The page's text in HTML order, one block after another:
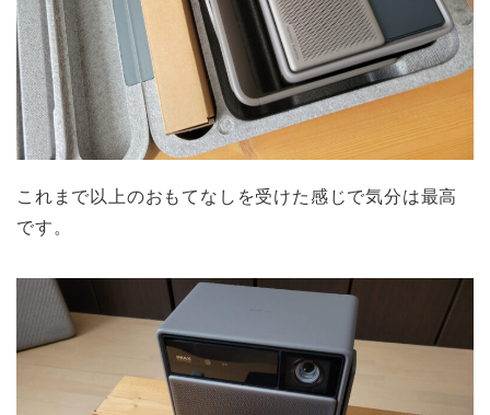
これまで以上のおもてなしを受けた感じで気分は最高
です。